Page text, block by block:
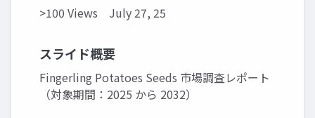
>100 Views July 27, 25
スライド概要
Fingerling Potatoes Seeds 市場調査レポート
（対象期間：2025 から 2032）